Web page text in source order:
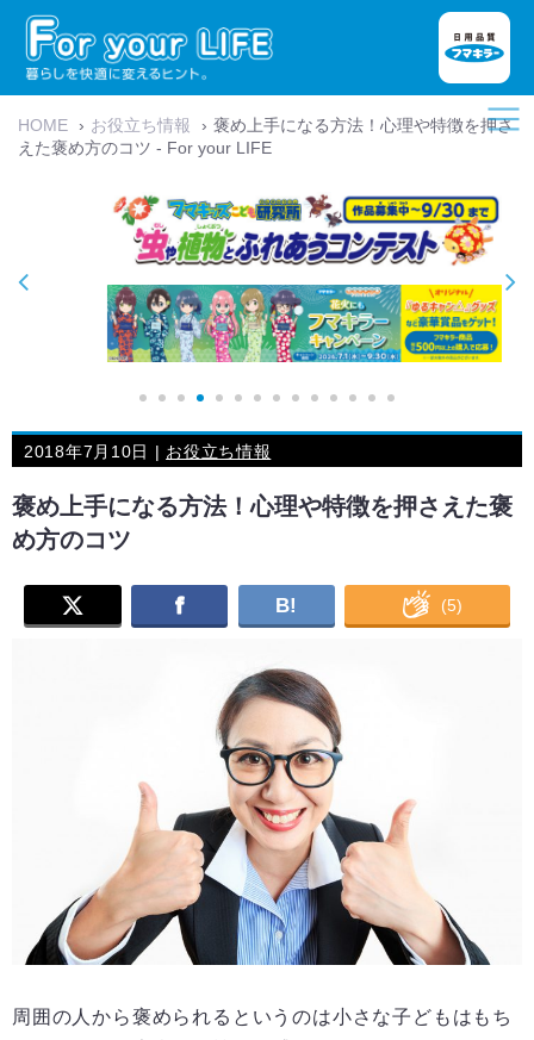
HOME › お役立ち情報 › 褒め上手になる方法！心理や特徴を押さ
えた褒め方のコツ - For your LIFE
2018年7月10日 | お役立ち情報
褒め上手になる方法！心理や特徴を押さえた褒
め方のコツ
B! (5)
周囲の人から褒められるというのは小さな子どもはもち